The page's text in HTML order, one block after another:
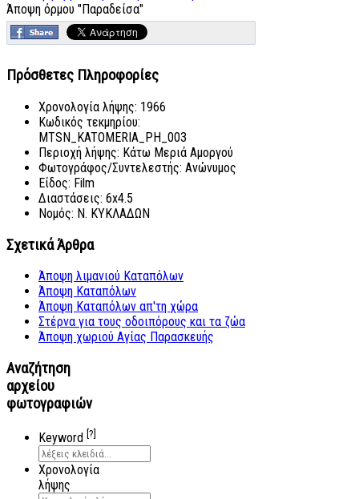
Άποψη όρμου "Παραδείσα"
Πρόσθετες Πληροφορίες
Χρονολογία λήψης: 1966
Κωδικός τεκμηρίου:
MTSN_KATOMERIA_PH_003
Περιοχή λήψης: Κάτω Μεριά Αμοργού
Φωτογράφος/Συντελεστής: Ανώνυμος
Είδος: Film
Διαστάσεις: 6x4.5
Νομός: Ν. ΚΥΚΛΑΔΩΝ
Σχετικά Άρθρα
Άποψη λιμανιού Καταπόλων
Άποψη Καταπόλων
Άποψη Καταπόλων απ'τη χώρα
Στέρνα για τους οδοιπόρους και τα ζώα
Άποψη χωριού Αγίας Παρασκευής
Αναζήτηση
αρχείου
φωτογραφιών
Keyword [?]
Χρονολογία
λήψης